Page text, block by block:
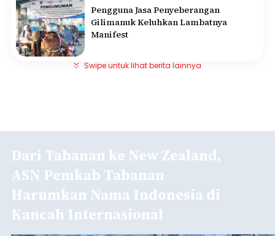
Pengguna Jasa Penyeberangan
Gilimanuk Keluhkan Lambatnya
Manifest
Swipe untuk lihat berita lainnya
Dari Tabanan ke New Zealand,
ASN Pemkab Tabanan
Harumkan Nama Indonesia di
Kancah Internasional